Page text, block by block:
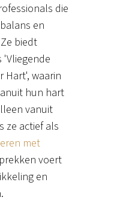
die
en
biedt
'Vliegende
Hart', waarin
hun hart
vanuit
ze actief als
met
voert
en